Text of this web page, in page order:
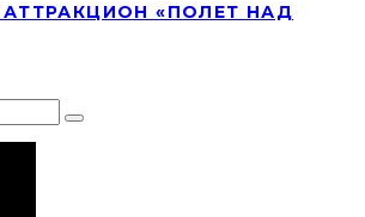
«ПОЛЕТ НАД